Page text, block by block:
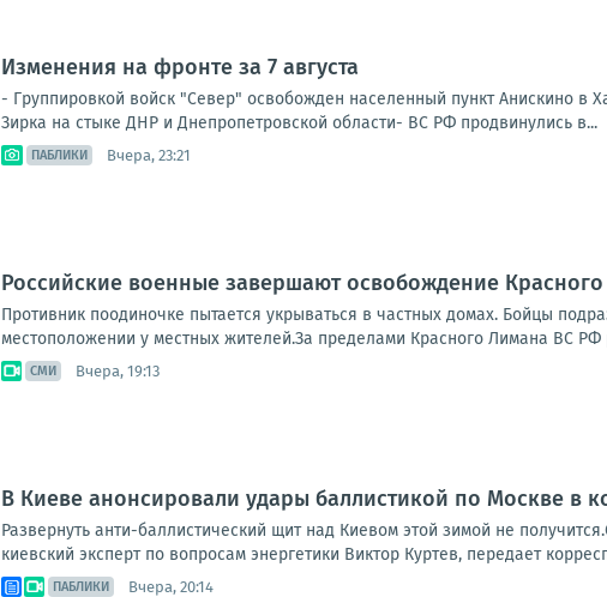
Изменения на фронте за 7 августа
- Группировкой войск "Север" освобожден населенный пункт Анискино в
Зирка на стыке ДНР и Днепропетровской области- ВС РФ продвинулись в...
ПАБЛИКИ Вчера, 23:21
Российские военные завершают освобождение
Противник поодиночке пытается укрываться в частных домах. Бойцы
местоположении у местных жителей.За пределами Красного Лимана ВС РФ
СМИ Вчера, 19:13
В Киеве анонсировали удары баллистикой по Москве в
Развернуть анти-баллистический щит над Киевом этой зимой не
киевский эксперт по вопросам энергетики Виктор Куртев, передает
ПАБЛИКИ Вчера, 20:14